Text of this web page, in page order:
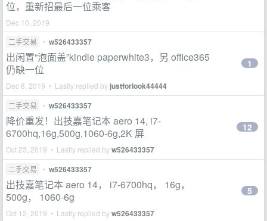
位，重新招最后一位乘客
Dec 10, 2019
二手交易
• w526433357
出闲置“泡面盖”kindle paperwhite3，另 office365
仍缺一位
Dec 8, 2019 • Lastly replied by justforlook44444
1
二手交易 • w526433357
降价重发！出技嘉笔记本 aero 14, i7-
6700hq,16g,500g,1060-6g,2K 屏
Oct 23, 2019 • Lastly replied byw526433357
12
二手交易 • w526433357
出技嘉笔记本 aero 14， i7-6700hq， 16g，
500g， 1060-6g
Oct 12, 2019 • Lastly replied byw526433357
5